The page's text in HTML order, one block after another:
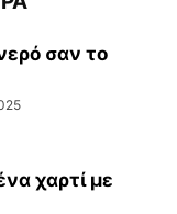
σαν το
χαρτί με